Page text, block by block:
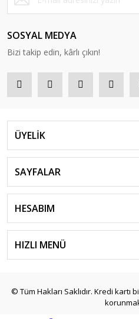
SOSYAL MEDYA
Bizi takip edin, kârlı çıkın!
ÜYELİK
SAYFALAR
HESABIM
HIZLI MENÜ
© Tüm Hakları Saklıdır. Kredi kartı